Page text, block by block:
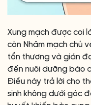
Xung mạch được coi
còn Nhâm mạch chủ
tổn thương và gián
đến nuôi dưỡng bào
Điều này trả lời cho
sinh không dưới góc